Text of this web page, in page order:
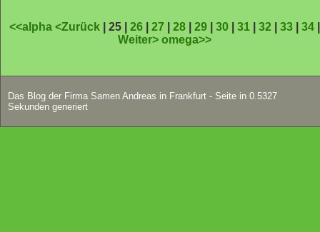
<<alpha<Zurück | 25 |26 |27 |28 |29 |30 |31 |32 |33 |34
Weiter>omega>>
Das Blog der Firma Samen Andreas in Frankfurt - Seite in 0.5327
Sekunden generiert